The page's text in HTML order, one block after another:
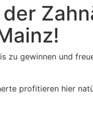
zu gewinnen und
profitieren hier